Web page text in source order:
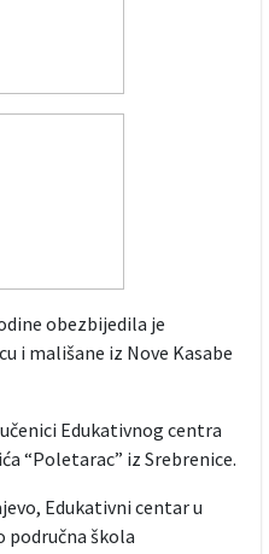
obezbijedila je
i mališane iz Nove Kasabe
Edukativnog centra
“Poletarac” iz Srebrenice.
Edukativni centar u
područna škola